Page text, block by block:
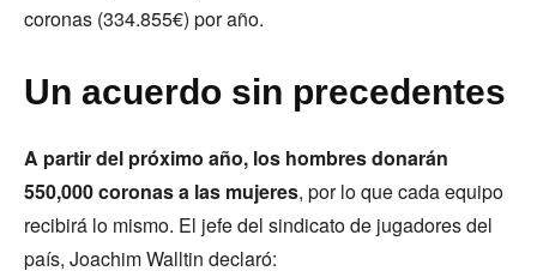
coronas (334.855€) por año.
Un acuerdo sin precedentes
A partir del próximo año, los hombres donarán
550,000 coronas a las mujeres, por lo que cada equipo
recibirá lo mismo. El jefe del sindicato de jugadores del
país, Joachim Walltin declaró: